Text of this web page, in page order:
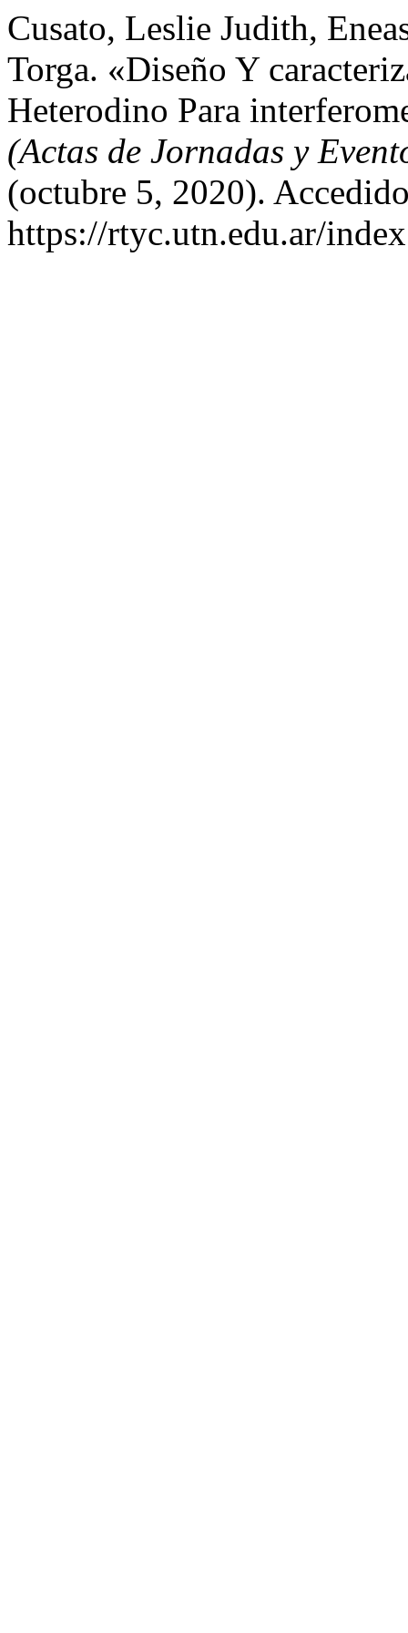
Cusato, Leslie Judith,
Torga. «Diseño Y
Heterodino Para
(Actas de Jornadas y
(octubre 5, 2020).
https://rtyc.utn.edu.ar/